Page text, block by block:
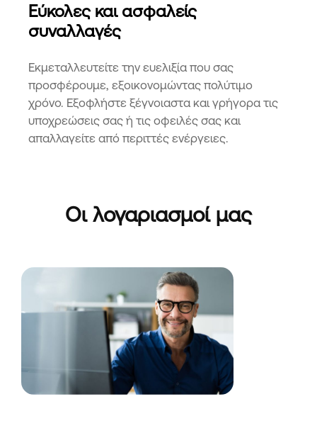
Εύκολες και ασφαλείς
συναλλαγές
Εκμεταλλευτείτε την ευελιξία που σας
προσφέρουμε, εξοικονομώντας πολύτιμο
χρόνο. Εξοφλήστε ξέγνοιαστα και γρήγορα τις
υποχρεώσεις σας ή τις οφειλές σας και
απαλλαγείτε από περιττές ενέργειες.
Οι λογαριασμοί μας